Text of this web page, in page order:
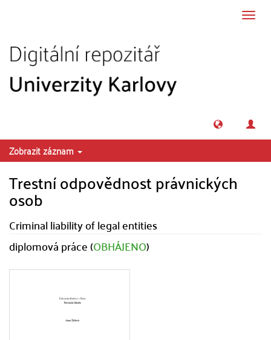
Zobrazit záznam
Trestní odpovědnost právnických
osob
Criminal liability of legal entities
diplomová práce (OBHÁJENO)